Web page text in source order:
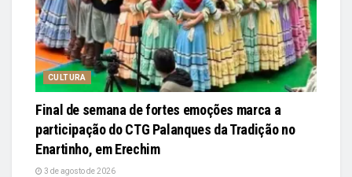
CULTURA
Final de semana de fortes emoções marca a
participação do CTG Palanques da Tradição no
Enartinho, em Erechim
3 de agosto de 2026